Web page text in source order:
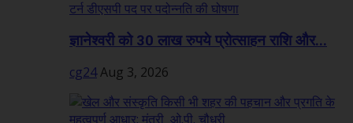
ज्ञानेश्वरी को 30 लाख रुपये प्रोत्साहन राशि और...
cg24Aug 3, 2026